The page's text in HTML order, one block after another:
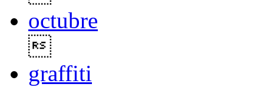
octubre
graffiti